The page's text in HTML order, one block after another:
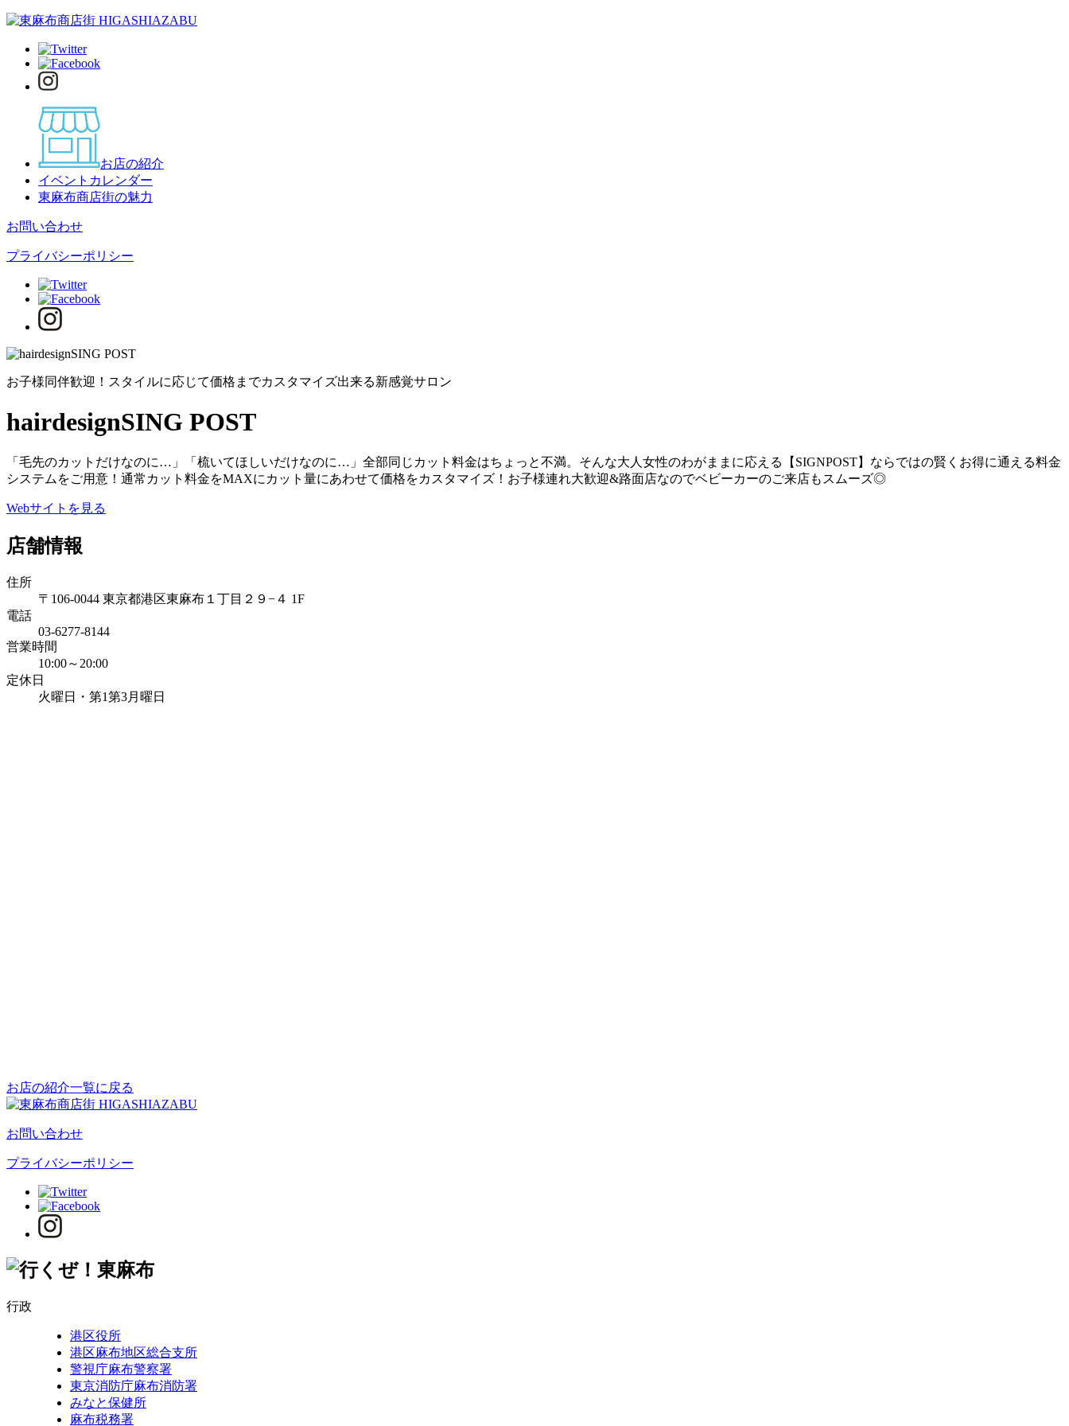
お店の紹介
イベントカレンダー
東麻布商店街の魅力
お問い合わせ
プライバシーポリシー
お子様同伴歓迎！スタイルに応じて価格までカスタマイズ出来る新感覚サロン
hairdesignSING POST
「毛先のカットだけなのに…」「梳いてほしいだけなのに…」全部同じカット料金はちょっと不満。そんな大人女性のわがままに応える【SIGNPOST】ならではの賢くお得に通える料金
システムをご用意！通常カット料金をMAXにカット量にあわせて価格をカスタマイズ！お子様連れ大歓迎&路面店なのでベビーカーのご来店もスムーズ◎
Webサイトを見る
店舗情報
住所
〒106-0044 東京都港区東麻布１丁目２９−４ 1F
電話
03-6277-8144
営業時間
10:00～20:00
定休日
火曜日・第1第3月曜日
お店の紹介一覧に戻る
お問い合わせ
プライバシーポリシー
行政
港区役所
港区麻布地区総合支所
警視庁麻布警察署
東京消防庁麻布消防署
みなと保健所
麻布税務署